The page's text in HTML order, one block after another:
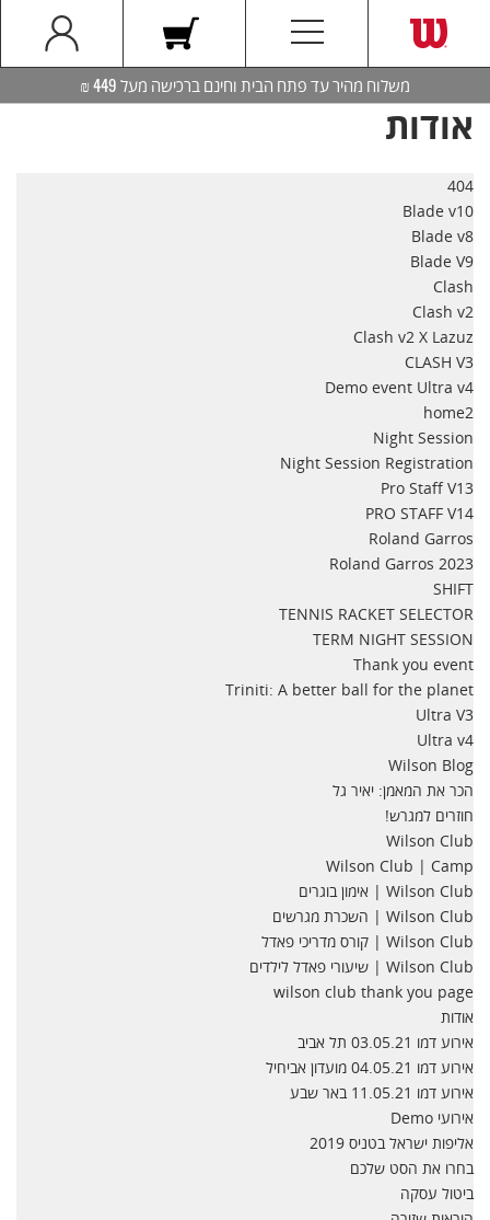
משלוח מהיר עד פתח הבית וחינם ברכישה מעל 449 ₪
אודות
404
Blade v10
Blade v8
Blade V9
Clash
Clash v2
Clash v2 X Lazuz
CLASH V3
Demo event Ultra v4
home2
Night Session
Night Session Registration
Pro Staff V13
PRO STAFF V14
Roland Garros
Roland Garros 2023
SHIFT
TENNIS RACKET SELECTOR
TERM NIGHT SESSION
Thank you event
Triniti: A better ball for the planet
Ultra V3
Ultra v4
Wilson Blog
הכר את המאמן: יאיר גל
חוזרים למגרש!
Wilson Club
Wilson Club | Camp
Wilson Club | אימון בוגרים
Wilson Club | השכרת מגרשים
Wilson Club | קורס מדריכי פאדל
Wilson Club | שיעורי פאדל לילדים
wilson club thank you page
אודות
אירוע דמו 03.05.21 תל אביב
אירוע דמו 04.05.21 מועדון אביחיל
אירוע דמו 11.05.21 באר שבע
אירועי Demo
אליפות ישראל בטניס 2019
בחרו את הסט שלכם
ביטול עסקה